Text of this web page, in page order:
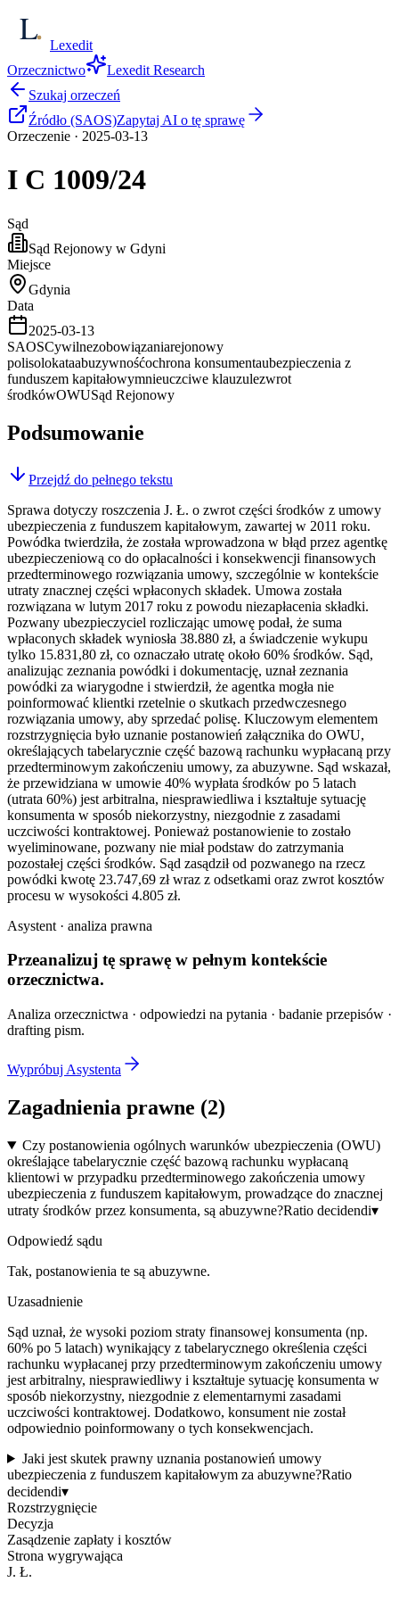
Lexedit
Orzecznictwo
Lexedit Research
Szukaj orzeczeń
Źródło (SAOS)Zapytaj AI o tę sprawę
Orzeczenie · 2025-03-13
I C 1009/24
Sąd
Sąd Rejonowy w Gdyni
Miejsce
Gdynia
Data
2025-03-13
SAOSCywilnezobowiązaniarejonowy
polisolokataabuzywnośćochrona konsumentaubezpieczenia z
funduszem kapitałowymnieuczciwe klauzulezwrot
środkówOWUSąd Rejonowy
Podsumowanie
Przejdź do pełnego tekstu
Sprawa dotyczy roszczenia J. Ł. o zwrot części środków z umowy
ubezpieczenia z funduszem kapitałowym, zawartej w 2011 roku.
Powódka twierdziła, że została wprowadzona w błąd przez agentkę
ubezpieczeniową co do opłacalności i konsekwencji finansowych
przedterminowego rozwiązania umowy, szczególnie w kontekście
utraty znacznej części wpłaconych składek. Umowa została
rozwiązana w lutym 2017 roku z powodu niezapłacenia składki.
Pozwany ubezpieczyciel rozliczając umowę podał, że suma
wpłaconych składek wyniosła 38.880 zł, a świadczenie wykupu
tylko 15.831,80 zł, co oznaczało utratę około 60% środków. Sąd,
analizując zeznania powódki i dokumentację, uznał zeznania
powódki za wiarygodne i stwierdził, że agentka mogła nie
poinformować klientki rzetelnie o skutkach przedwczesnego
rozwiązania umowy, aby sprzedać polisę. Kluczowym elementem
rozstrzygnięcia było uznanie postanowień załącznika do OWU,
określających tabelarycznie część bazową rachunku wypłacaną przy
przedterminowym zakończeniu umowy, za abuzywne. Sąd wskazał,
że przewidziana w umowie 40% wypłata środków po 5 latach
(utrata 60%) jest arbitralna, niesprawiedliwa i kształtuje sytuację
konsumenta w sposób niekorzystny, niezgodnie z zasadami
uczciwości kontraktowej. Ponieważ postanowienie to zostało
wyeliminowane, pozwany nie miał podstaw do zatrzymania
pozostałej części środków. Sąd zasądził od pozwanego na rzecz
powódki kwotę 23.747,69 zł wraz z odsetkami oraz zwrot kosztów
procesu w wysokości 4.805 zł.
Asystent · analiza prawna
Przeanalizuj tę sprawę w pełnym kontekście
orzecznictwa.
Analiza orzecznictwa · odpowiedzi na pytania · badanie przepisów ·
drafting pism.
Wypróbuj Asystenta
Zagadnienia prawne (2)
Czy postanowienia ogólnych warunków ubezpieczenia (OWU)
określające tabelarycznie część bazową rachunku wypłacaną
klientowi w przypadku przedterminowego zakończenia umowy
ubezpieczenia z funduszem kapitałowym, prowadzące do znacznej
utraty środków przez konsumenta, są abuzywne?Ratio decidendi▾
Odpowiedź sądu
Tak, postanowienia te są abuzywne.
Uzasadnienie
Sąd uznał, że wysoki poziom straty finansowej konsumenta (np.
60% po 5 latach) wynikający z tabelarycznego określenia części
rachunku wypłacanej przy przedterminowym zakończeniu umowy
jest arbitralny, niesprawiedliwy i kształtuje sytuację konsumenta w
sposób niekorzystny, niezgodnie z elementarnymi zasadami
uczciwości kontraktowej. Dodatkowo, konsument nie został
odpowiednio poinformowany o tych konsekwencjach.
Jaki jest skutek prawny uznania postanowień umowy
ubezpieczenia z funduszem kapitałowym za abuzywne?Ratio
decidendi▾
Rozstrzygnięcie
Decyzja
Zasądzenie zapłaty i kosztów
Strona wygrywająca
J. Ł.